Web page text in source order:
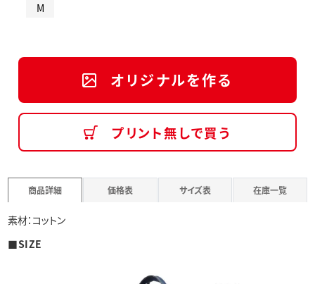
M
オリジナルを作る
プリント無しで買う
商品詳細 価格表 サイズ表 在庫一覧
素材：コットン
■SIZE